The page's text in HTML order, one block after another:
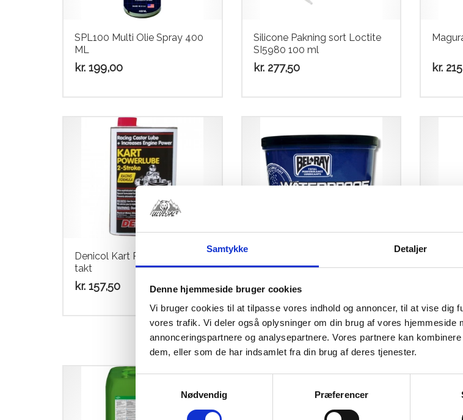
Samtykke Detaljer
Denne hjemmeside bruger cookies
Vi bruger cookies til at tilpasse vores indhold og annoncer, til at vise dig
vores trafik. Vi deler også oplysninger om din brug af vores hjemmeside
annonceringspartnere og analysepartnere. Vores partnere kan
dem, eller som de har indsamlet fra din brug af deres tjenester.
Nødvendig
Præferencer
SPL100 Multi Olie Spray 400
ML
kr. 199,00
Silicone Pakning sort Loctite
SI5980 100 ml
kr.277,50 kr.
Denicol Kart Power Lube 2-
takt
kr. 157,50
Tub 454gr
kr.199,00
500